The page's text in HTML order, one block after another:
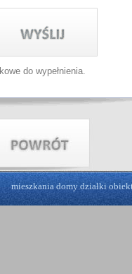
do wypełnienia.
mieszkania domy działki